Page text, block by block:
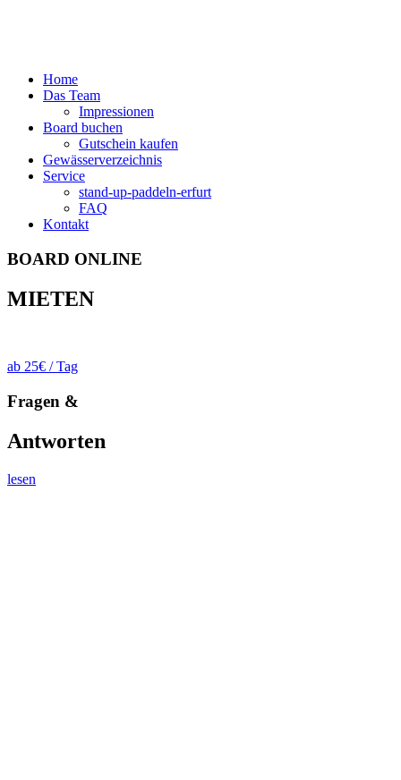
Home
Das Team
Impressionen
Board buchen
Gutschein kaufen
Gewässerverzeichnis
Service
stand-up-paddeln-erfurt
FAQ
Kontakt
BOARD ONLINE
MIETEN
ab 25€ / Tag
Fragen &
Antworten
lesen